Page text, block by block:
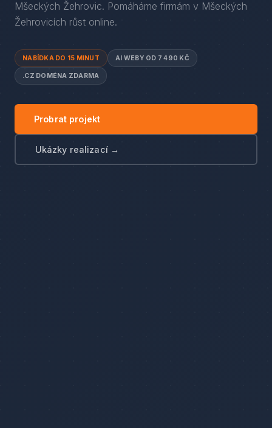
Mšeckých Žehrovic. Pomáháme firmám v Mšeckých
Žehrovicích růst online.
NABÍDKA DO 15 MINUT AI WEBY OD 7 490 KČ
.CZ DOMÉNA ZDARMA
Probrat projekt
Ukázky realizací →